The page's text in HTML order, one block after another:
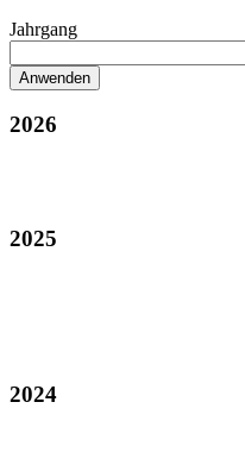
Jahrgang
2026
2025
2024